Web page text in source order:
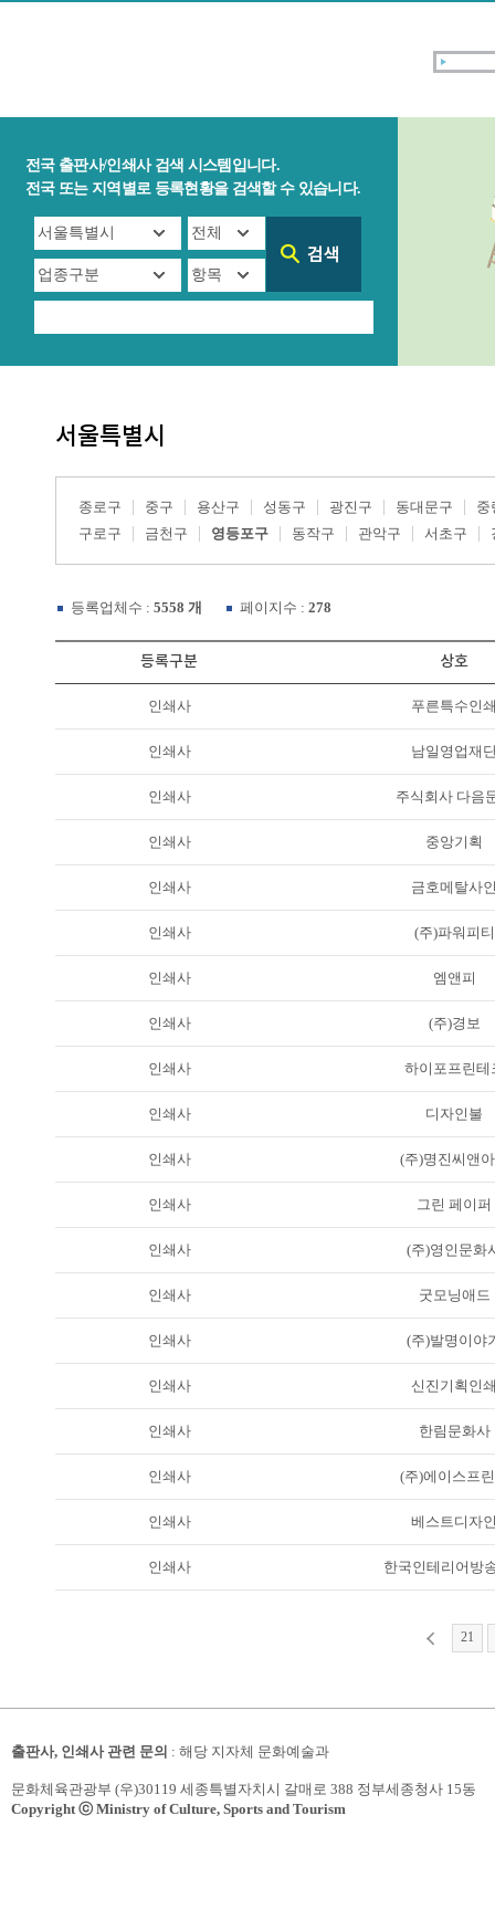
전국 출판사/인쇄사 검색 시스템입니다.
전국 또는 지역별로 등록현황을 검색할 수 있습니다.
서울특별시
종로구 중구 용산구 성동구 광진구 동대문구
중
구로구
금천구 영등포구 동작구 관악구 서초구
등록업체수 : 5558 개 페이지수 : 278
등록구분 상호
인쇄사 푸른특수인
인쇄사 남일영업재
인쇄사 주식회사 다음
인쇄사 중앙기획
인쇄사 금호메탈사
인쇄사 (주)파워피티
인쇄사 엠앤피
인쇄사 (주)경보
인쇄사 하이포프린테
인쇄사 디자인불
인쇄사 (주)명진씨앤
인쇄사 그린 페이퍼
인쇄사 (주)영인문화
인쇄사 굿모닝애드
인쇄사 (주)발명이야
인쇄사 신진기획인
인쇄사 한림문화사
인쇄사 (주)에이스프
인쇄사 베스트디자
인쇄사 한국인테리어방
21
출판사, 인쇄사 관련 문의 : 해당 지자체 문화예술과
문화체육관광부 (우)30119 세종특별자치시 갈매로 388 정부세종청사 15동
Copyright ⓒ Ministry of Culture, Sports and Tourism